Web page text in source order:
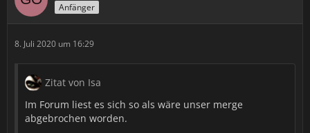
Anfänger
8. Juli 2020 um 16:29
Zitat von Isa
Im Forum liest es sich so als wäre unser merge
abgebrochen worden.